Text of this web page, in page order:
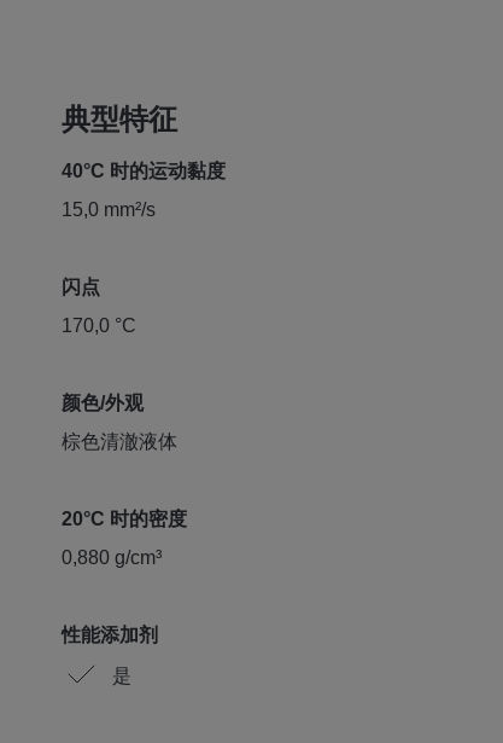
典型特征
40°C 时的运动黏度
15,0 mm²/s
闪点
170,0 °C
颜色/外观
棕色清澈液体
20°C 时的密度
0,880 g/cm³
性能添加剂
是